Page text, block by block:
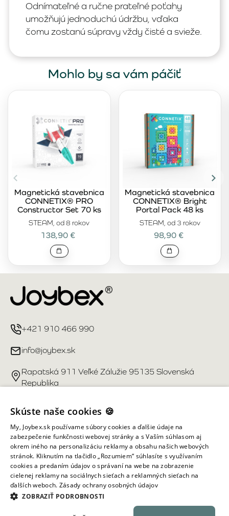
Odnímateľné a ručne prateľné poťahy
umožňujú jednoduchú údržbu, vďaka
čomu zostanú súpravy vždy čisté a svieže.
Mohlo by sa vám páčiť
STEAM, od 8 rokov
Magnetická stavebnica
CONNETIX® PRO
Constructor Set 70 ks
138,90 €
STEAM, od 3 rokov
Magnetická stavebnica
CONNETIX® Bright
Portal Pack 48 ks
98,90 €
+421 910 466 990
info@joybex.sk
Rapatská 911 Veľké Zálužie 95135 Slovenská
Republika
Užitočné odkazy
Účet
Informácie obchodu
Všetky práva vyhradené ©
Skúste naše cookies 🍪
My, Joybex.sk používame súbory cookies a ďalšie údaje na
zabezpečenie funkčnosti webovej stránky a s Vaším súhlasom aj
okrem iného na personalizáciu reklamy a obsahu našich webových
stránok. Kliknutím na tlačidlo „Rozumiem“ súhlasíte s využívaním
cookies a predaním údajov o správaní na webe na zobrazenie
cielenej reklamy na sociálnych sieťach a reklamných sieťach na
ďalších weboch. Zásady ochrany osobných údajov
ZOBRAZIŤ PODROBNOSTI